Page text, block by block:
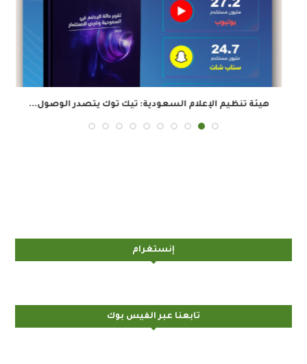
هيئة تنظيم الإعلام السعودية: تيك توك يتصدر الوصول...
إنستغرام
تابعنا عبر الفيس بوك